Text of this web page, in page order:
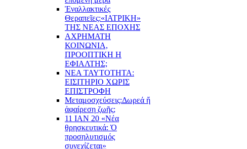
Ἐναλλακτικές
Θεραπεῖες:«ΙΑΤΡΙΚΗ»
ΤΗΣ ΝΕΑΣ ΕΠΟΧΗΣ
ΑΧΡΗΜΑΤΗ
ΚΟΙΝΩΝΙΑ,
ΠΡΟΟΠΤΙΚΗ Η
ΕΦΙΑΛΤΗΣ;
ΝΕΑ ΤΑΥΤΟΤΗΤΑ:
ΕΙΣΙΤΗΡΙΟ ΧΩΡΙΣ
ΕΠΙΣΤΡΟΦΗ
Μεταμοσχεύσεις:Δωρεά ἤ
ἀφαίρεση ζωῆς;
11 ΙΑΝ 20 «Νέα
θρησκευτικά: Ὁ
προσηλυτισμός
συνεχίζεται»